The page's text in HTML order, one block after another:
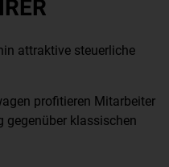
attraktive steuerliche
profitieren Mitarbeiter
gegenüber klassischen